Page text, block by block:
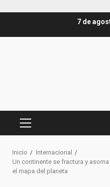
7 de
MENÚ
Inicio
Internacional
Un continente se fractura y
el mapa del planeta